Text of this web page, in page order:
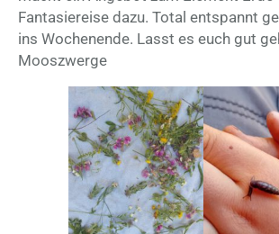
Fantasiereise dazu. Total entspannt
ins Wochenende. Lasst es euch gut
Mooszwerge